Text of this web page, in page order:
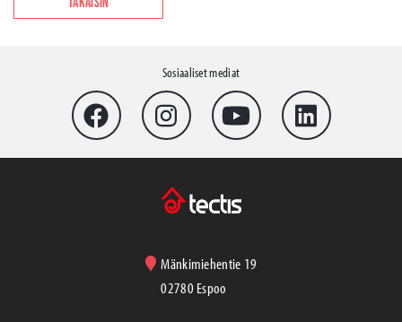
Sosiaaliset mediat
Mänkimiehentie 19
02780 Espoo